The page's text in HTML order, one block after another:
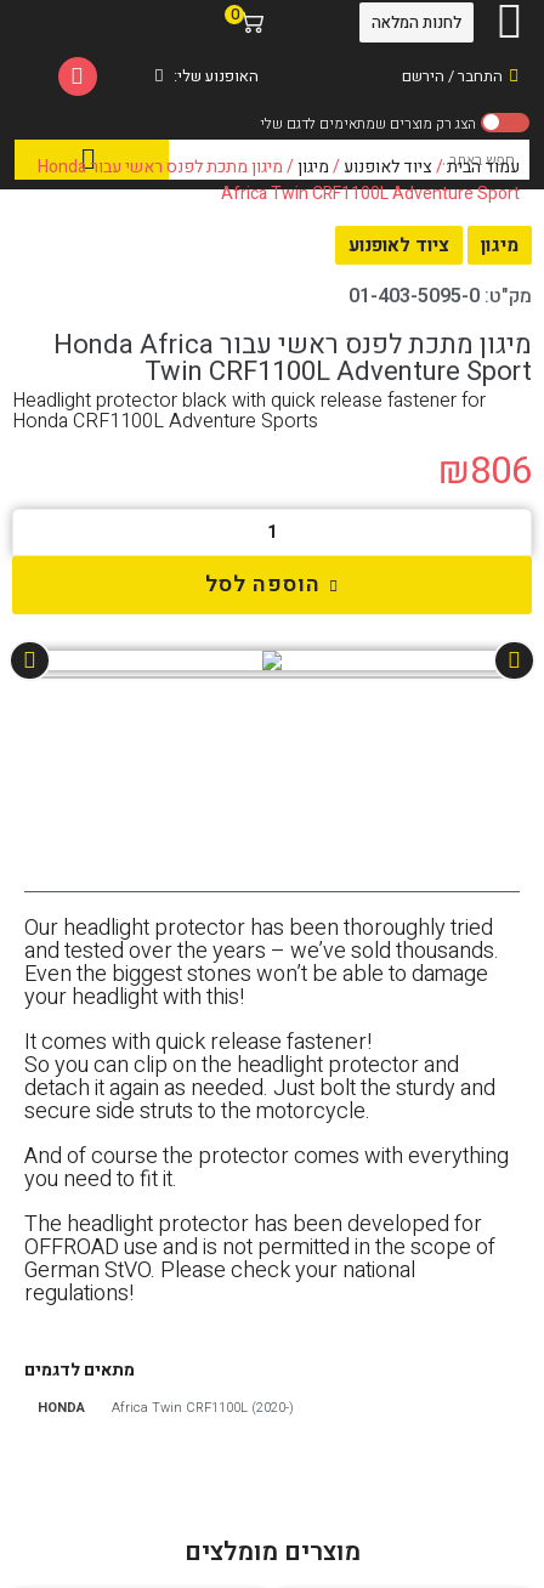
התחבר / הירשם
0
האופנוע שלי:
לחנות המלאה
עמוד הבית/ציוד לאופנוע/מיגון
/ מיגון מתכת לפנס ראשי עבור Honda
Africa Twin CRF1100L Adventure Sport
מיגון ציוד לאופנוע
מק"ט: 01-403-5095-0
מיגון מתכת לפנס ראשי עבור Honda Africa
Twin CRF1100L Adventure Sport
Headlight protector black with quick release fastener for
Honda CRF1100L Adventure Sports
₪806
הוספה לסל
Our headlight protector has been thoroughly tried
and tested over the years – we’ve sold thousands.
Even the biggest stones won’t be able to damage
your headlight with this!
It comes with quick release fastener!
So you can clip on the headlight protector and
detach it again as needed. Just bolt the sturdy and
secure side struts to the motorcycle.
And of course the protector comes with everything
you need to fit it.
The headlight protector has been developed for
OFFROAD use and is not permitted in the scope of
German StVO. Please check your national
regulations!
מתאים לדגמים
HONDA Africa Twin CRF1100L (2020-)
מוצרים מומלצים